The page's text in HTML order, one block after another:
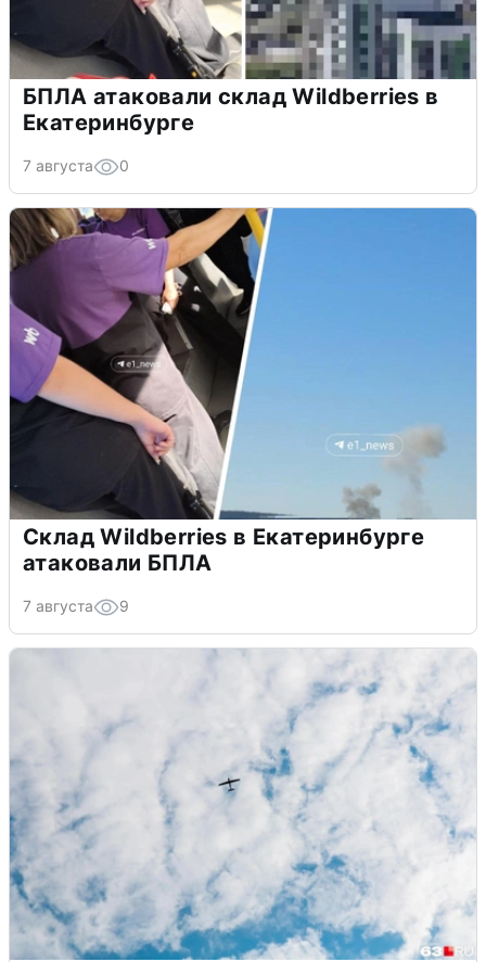
БПЛА атаковали склад Wildberries в
Екатеринбурге
7 августа 0
Склад Wildberries в Екатеринбурге
атаковали БПЛА
7 августа 9